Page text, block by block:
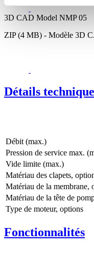
3D CAD Model NMP 05
ZIP (4 MB) - Modèle 3D
Détails
Débit (max.)
Pression de service max.
Vide limite (max.)
Matériau des clapets,
Matériau de la membrane,
Matériau de la tête de
Type de moteur, options
Fonctionnalités